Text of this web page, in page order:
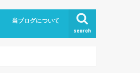
search
当ブログについて
お問い合わせ